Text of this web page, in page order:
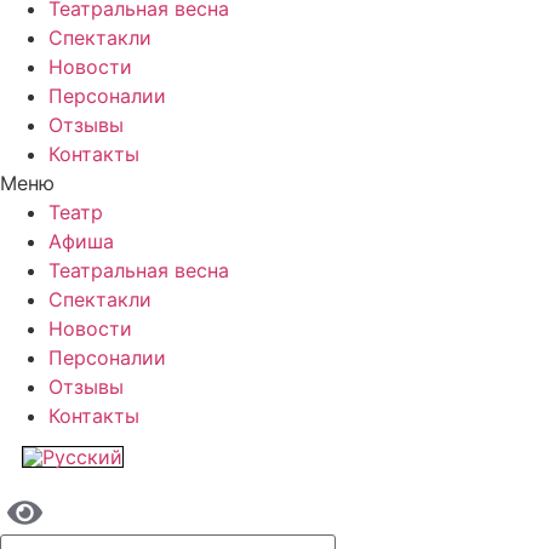
Театральная весна
Спектакли
Новости
Персоналии
Отзывы
Контакты
Меню
Театр
Афиша
Театральная весна
Спектакли
Новости
Персоналии
Отзывы
Контакты